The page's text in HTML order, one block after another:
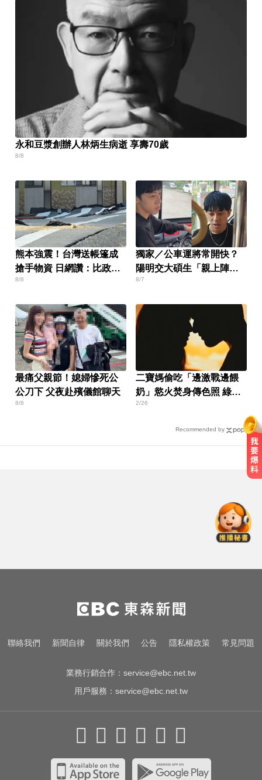
永和豆漿創辦人林炳生病逝 享壽70歲
8/8
熊本強震！台灣送帳篷成
搶手物資 日網讚：比政府
還快
8/8
獨家／公車運將常開快？
陽明交大碩生「親上陣」
找原因
8/7
最痛父親節！媳婦慘死公
公刀下 父夜赴殯儀館聊天
8/8
二寶媽偷吃「邊激戰邊餵
奶」慾火焚身傳色照 綠帽
尪崩潰
2/26
Recommended by
課標準」
你也有膝蓋喀喀響？醫揭1習慣 恐
害越走越沒力
隔夜菜藏致命危機？醫揭預防食物
聯絡我們 新聞自律 關於我們 公告 隱私權政策 常見問題
業務行銷合作： service@ebc.net.tw
用戶服務： service@ebc.net.tw